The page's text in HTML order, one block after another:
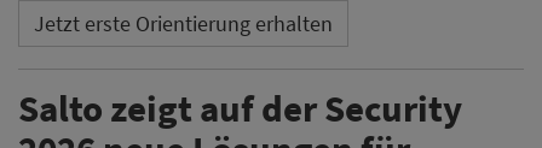
Jetzt erste Orientierung erhalten
Salto zeigt auf der Security